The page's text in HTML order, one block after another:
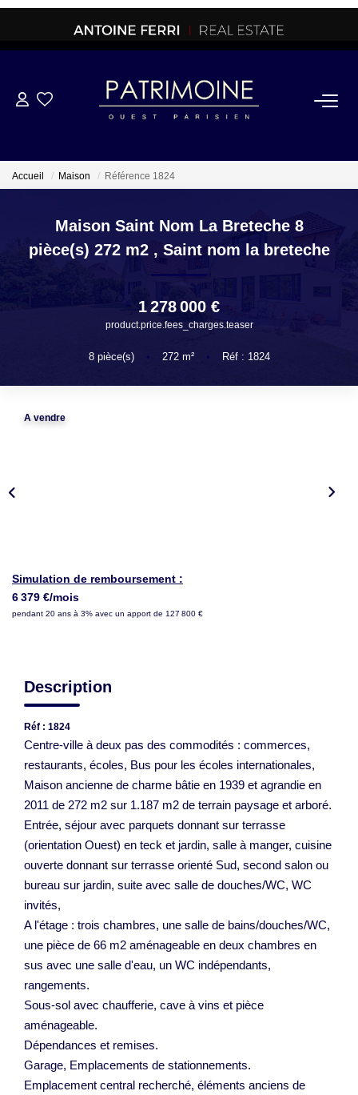
ACHETER
OFF MARKET
NORMANDIE/LA BAULE
PROPRIETES/CHATEAUX
LOUER
Accueil Maison Référence 1824
Maison Saint Nom La Breteche 8
pièce(s) 272 m2 , Saint nom la breteche
1 278 000 €
product.price.fees_charges.teaser
8pièce(s) 272m² Réf : 1824
A vendre
Simulation de remboursement :
6 379 €/mois
pendant 20 ans à 3% avec un apport de 127 800 €
Description
Réf : 1824
Centre-ville à deux pas des commodités : commerces,
restaurants, écoles, Bus pour les écoles internationales,
Maison ancienne de charme bâtie en 1939 et agrandie en
2011 de 272 m2 sur 1.187 m2 de terrain paysage et arboré.
Entrée, séjour avec parquets donnant sur terrasse
(orientation Ouest) en teck et jardin, salle à manger, cuisine
ouverte donnant sur terrasse orienté Sud, second salon ou
bureau sur jardin, suite avec salle de douches/WC, WC
invités,
A l'étage : trois chambres, une salle de bains/douches/WC,
une pièce de 66 m2 aménageable en deux chambres en
sus avec une salle d'eau, un WC indépendants,
rangements.
Sous-sol avec chaufferie, cave à vins et pièce
aménageable.
Dépendances et remises.
Garage, Emplacements de stationnements.
Emplacement central recherché, éléments anciens de